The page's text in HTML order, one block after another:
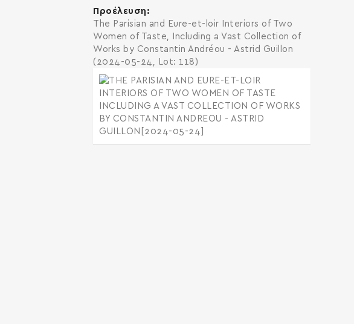
Προέλευση
The Parisian and Eure-et-loir Interiors of Two
Women of Taste, Including a Vast Collection of
Works by Constantin Andréou - Astrid Guillon
(2024-05-24, Lot: 118)